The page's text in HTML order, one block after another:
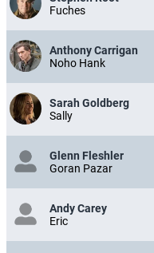
Fuches
Anthony Carrigan
Noho Hank
Sarah Goldberg
Sally
Glenn Fleshler
Goran Pazar
Andy Carey
Eric